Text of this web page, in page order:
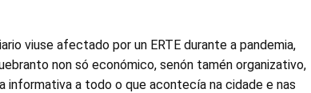
viuse afectado por un ERTE durante a pandemia,
non só económico, senón tamén organizativo,
a todo o que acontecía na cidade e nas